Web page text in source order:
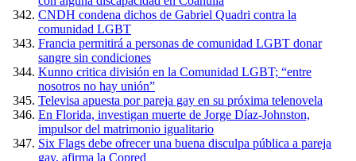
CNDH condena dichos de Gabriel Quadri contra la
comunidad LGBT
Francia permitirá a personas de comunidad LGBT donar
sangre sin condiciones
Kunno critica división en la Comunidad LGBT; “entre
nosotros no hay unión”
Televisa apuesta por pareja gay en su próxima telenovela
En Florida, investigan muerte de Jorge Díaz-Johnston,
impulsor del matrimonio igualitario
Six Flags debe ofrecer una buena disculpa pública a pareja
gay, afirma la Copred